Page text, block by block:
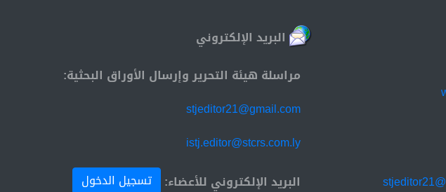
البريد الإلكتروني
مراسلة هيئة التحرير وإرسال الأوراق البحثية:
stjeditor21@gmail.com
istj.editor@stcrs.com.ly
البريد الإلكتروني للأعضاء:
تسجيل الدخول